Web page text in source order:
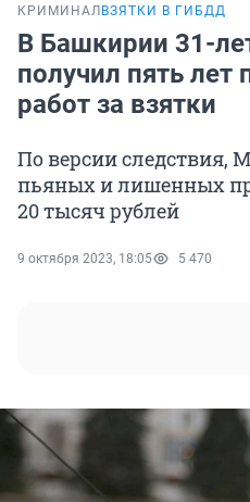
КРИМИНАЛ ВЗЯТКИ В ГИБДД
В Башкирии 31-
получил пять лет
работ за взятки
По версии следствия,
пьяных и лишенных
20 тысяч рублей
9 октября 2023, 18:05 5 470